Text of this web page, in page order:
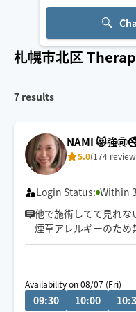
札幌市北区
7 results
NAMI 😻強
5.0(174
Login Status: Within
他で施術してて見れな
煙草アレルギーのた
術いたします🙇‍♀️
動物アレルギー無！
施術はするもされるも
Availability on 08/07 (Fri)
09:30 10:00